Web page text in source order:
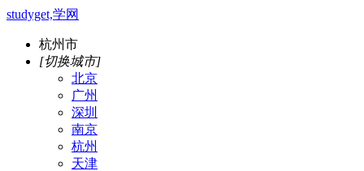
studyget,学网
杭州市
[切换城市]
北京
广州
深圳
南京
杭州
天津